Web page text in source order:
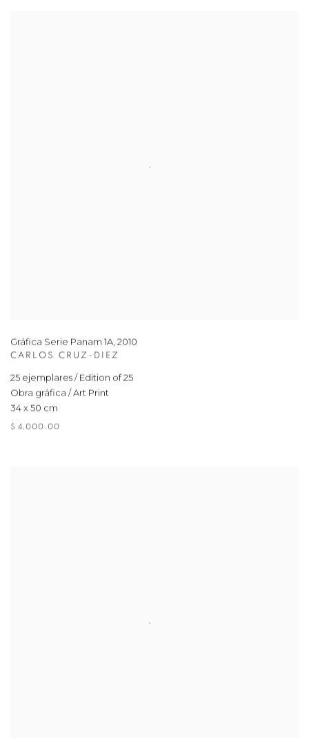
Gráfica Serie Panam 1A, 2010
CARLOS CRUZ-DIEZ
25 ejemplares / Edition of 25
Obra gráfica / Art Print
34 x 50 cm
$ 4,000.00